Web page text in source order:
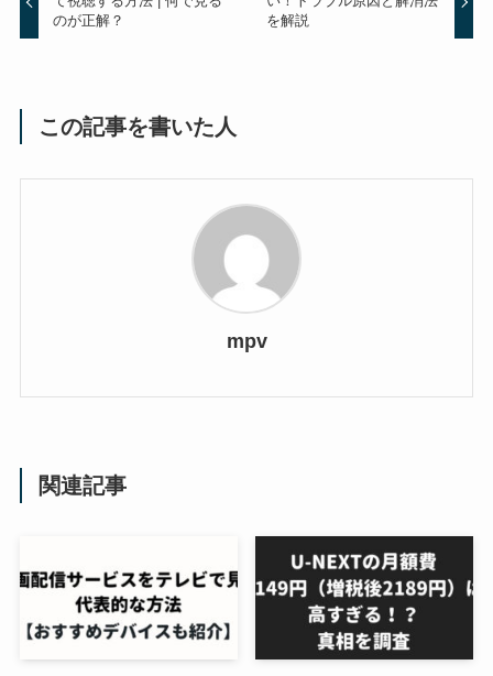
のが正解？
を解説
この記事を書いた人
mpv
関連記事